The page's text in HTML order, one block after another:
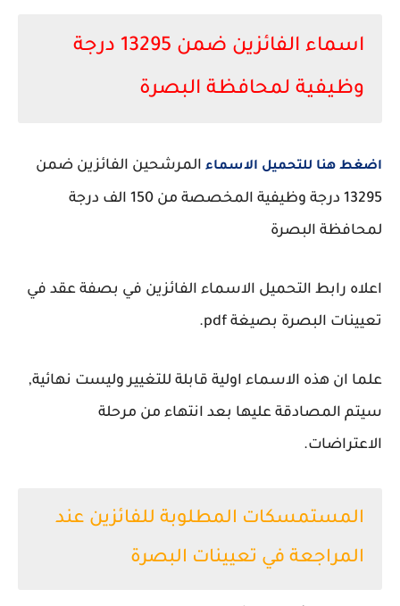
اسماء الفائزين ضمن 13295 درجة
وظيفية لمحافظة البصرة
اضغط هنا للتحميل الاسماء المرشحين الفائزين ضمن
13295 درجة وظيفية المخصصة من 150 الف درجة
لمحافظة البصرة
اعلاه رابط التحميل الاسماء الفائزين في بصفة عقد في
تعيينات البصرة بصيغة pdf.
علما ان هذه الاسماء اولية قابلة للتغيير وليست نهائية,
سيتم المصادقة عليها بعد انتهاء من مرحلة
الاعتراضات.
المستمسكات المطلوبة للفائزين عند
المراجعة في تعيينات البصرة